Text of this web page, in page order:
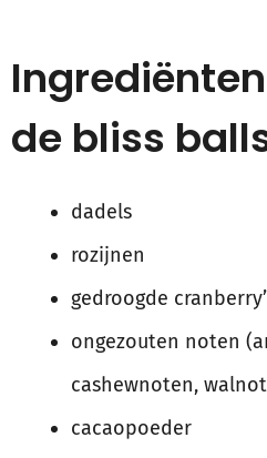
de bliss
dadels
rozijnen
gedroogde
ongezouten noten
cashewnoten,
cacaopoeder